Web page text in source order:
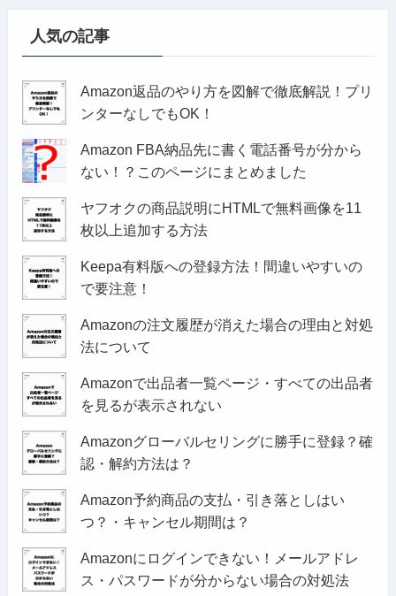
人気の記事
Amazon返品のやり方を図解で徹底解説！プリ
ンターなしでもOK！
Amazon FBA納品先に書く電話番号が分から
ない！？このページにまとめました
ヤフオクの商品説明にHTMLで無料画像を11
枚以上追加する方法
Keepa有料版への登録方法！間違いやすいの
で要注意！
Amazonの注文履歴が消えた場合の理由と対処
法について
Amazonで出品者一覧ページ・すべての出品者
を見るが表示されない
Amazonグローバルセリングに勝手に登録？確
認・解約方法は？
Amazon予約商品の支払・引き落としはい
つ？・キャンセル期間は？
Amazonにログインできない！メールアドレ
ス・パスワードが分からない場合の対処法